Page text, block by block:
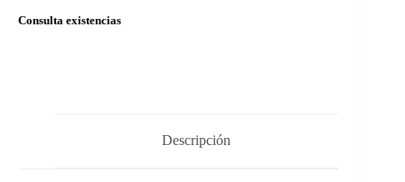
Consulta existencias
Descripción